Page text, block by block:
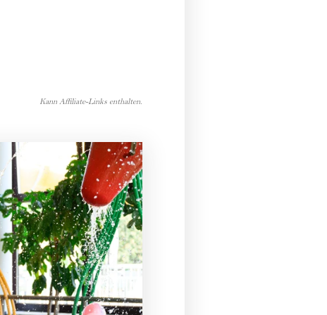
Kann Affiliate-Links enthalten.